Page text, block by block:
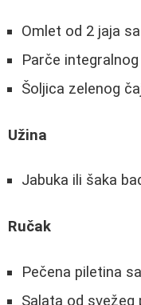
Omlet od 2 jaja
Parče integralnog
Šoljica zelenog
Užina
Jabuka ili šaka
Ručak
Pečena piletina
Salata od svežeg